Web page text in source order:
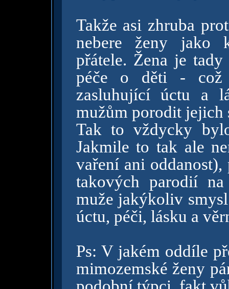
Takže asi zhruba
nebere ženy jako
přátele. Žena je
péče o děti - což
zasluhující úctu a
mužům porodit jejich
Tak to vždycky
Jakmile to tak ale
vaření ani oddanost),
takových parodií
muže jakýkoliv
úctu, péči, lásku a
Ps: V jakém oddíle
mimozemské ženy